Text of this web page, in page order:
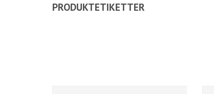
PRODUKTETIKETTER